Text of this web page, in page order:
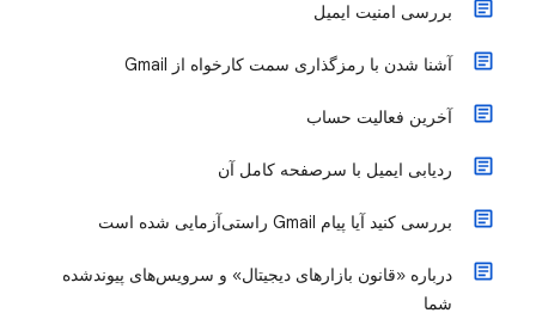
بررسی امنیت ایمیل
آشنا شدن با رمزگذاری سمت کارخواه از Gmail
آخرین فعالیت حساب
ردیابی ایمیل با سرصفحه کامل آن
بررسی کنید آیا پیام Gmail راستی‌آزمایی شده است
درباره «قانون بازارهای دیجیتال» و سرویس‌های پیوندشده
شما